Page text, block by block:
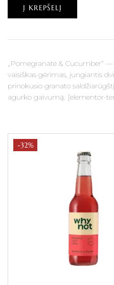
Į KREPŠELĮ
„Pomegranate & Cucumber“
vaisiškas gėrimas, jungiantis
prinokusio granato
agurko gaivumą. [elementor-
-32%